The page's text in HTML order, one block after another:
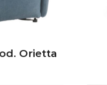
Orietta